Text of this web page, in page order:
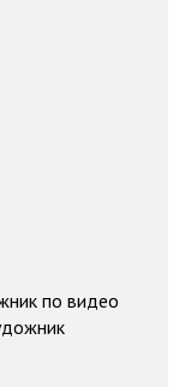
по видео